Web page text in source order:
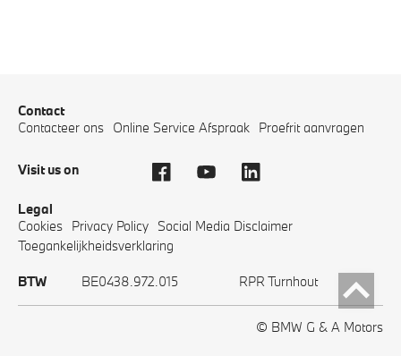
Contact
Contacteer ons Online Service Afspraak Proefrit aanvragen
Visit us on
Legal
Cookies Privacy Policy Social Media Disclaimer
Toegankelijkheidsverklaring
BTW BE0438.972.015 RPR Turnhout
© BMW G & A Motors